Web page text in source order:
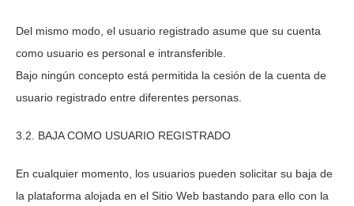
Del mismo modo, el usuario registrado asume que su cuenta
como usuario es personal e intransferible.
Bajo ningún concepto está permitida la cesión de la cuenta de
usuario registrado entre diferentes personas.
3.2. BAJA COMO USUARIO REGISTRADO
En cualquier momento, los usuarios pueden solicitar su baja de
la plataforma alojada en el Sitio Web bastando para ello con la